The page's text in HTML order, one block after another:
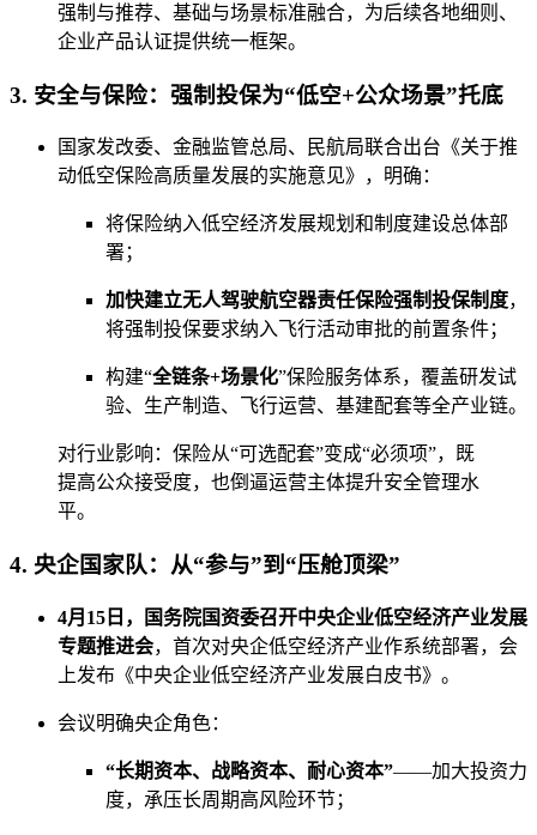
强制与推荐、基础与场景标准融合，为后续各地细则、
企业产品认证提供统一框架。
3. 安全与保险：强制投保为“低空+公众场景”托底
国家发改委、金融监管总局、民航局联合出台《关于推
动低空保险高质量发展的实施意见》，明确：
将保险纳入低空经济发展规划和制度建设总体部
署；
加快建立无人驾驶航空器责任保险强制投保制度，
将强制投保要求纳入飞行活动审批的前置条件；
构建“全链条+场景化”保险服务体系，覆盖研发试
验、生产制造、飞行运营、基建配套等全产业链。
对行业影响：保险从“可选配套”变成“必须项”，既
提高公众接受度，也倒逼运营主体提升安全管理水
平。
4. 央企国家队：从“参与”到“压舱顶梁”
4月15日，国务院国资委召开中央企业低空经济产业发展
专题推进会，首次对央企低空经济产业作系统部署，会
上发布《中央企业低空经济产业发展白皮书》。
会议明确央企角色：
“长期资本、战略资本、耐心资本”——加大投资力
度，承压长周期高风险环节；